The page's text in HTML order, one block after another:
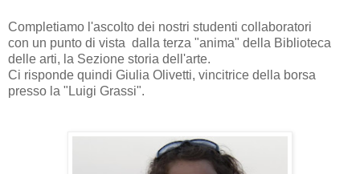
Completiamo l'ascolto dei nostri studenti collaboratori
con un punto di vista dalla terza "anima" della Biblioteca
delle arti, la Sezione storia dell'arte.
Ci risponde quindi Giulia Olivetti, vincitrice della borsa
presso la "Luigi Grassi".